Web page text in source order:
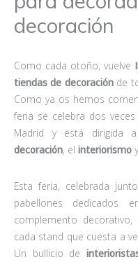
decoración
Como cada otoño, vuelve
tiendas de decoraciónde
Como ya os hemos
feria se celebra dos
Madrid y está dirigida
decoración, el interiorismo
Esta feria, celebrada
pabellones dedicados
complemento
cada stand que cuesta a
Un bullicio de